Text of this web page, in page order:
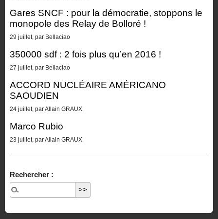
Gares SNCF : pour la démocratie, stoppons le
monopole des Relay de Bolloré !
29 juillet, par Bellaciao
350000 sdf : 2 fois plus qu’en 2016 !
27 juillet, par Bellaciao
ACCORD NUCLÉAIRE AMÉRICANO
SAOUDIEN
24 juillet, par Allain GRAUX
Marco Rubio
23 juillet, par Allain GRAUX
Rechercher :